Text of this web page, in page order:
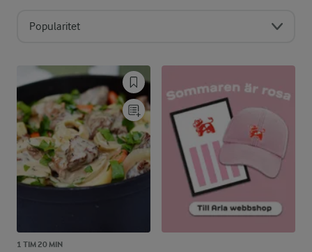
Popularitet
1 TIM 20 MIN